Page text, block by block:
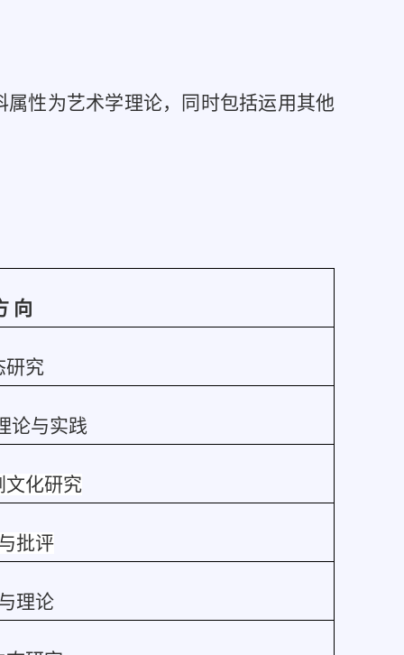
性为艺术学理论，同时包括运用其他
向
研究
论与实践
文化研究
批评
理论